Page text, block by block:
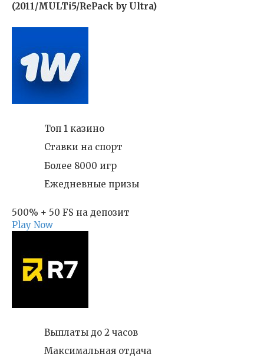
(2011/MULTi5/RePack by Ultra)
Топ 1 казино
Ставки на спорт
Более 8000 игр
Ежедневные призы
500% + 50 FS на депозит
Play Now
Выплаты до 2 часов
Максимальная отдача